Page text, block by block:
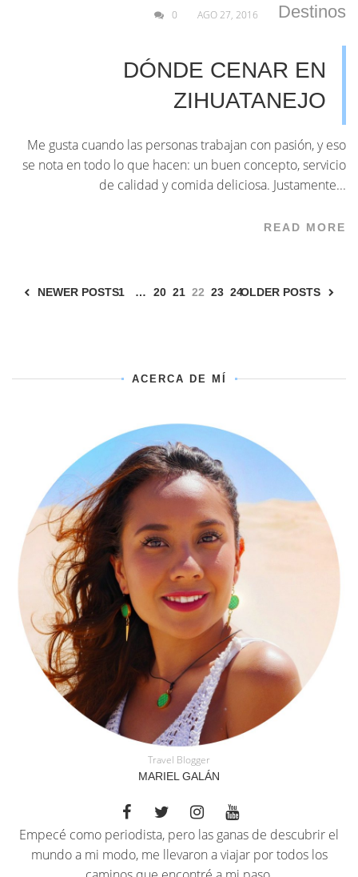
Destinos
AGO 27, 2016
0
DÓNDE CENAR EN
ZIHUATANEJO
Me gusta cuando las personas trabajan con pasión, y eso
se nota en todo lo que hacen: un buen concepto, servicio
de calidad y comida deliciosa. Justamente...
READ MORE
NEWER POSTS1 … 20 21 22 23 24OLDER POSTS
ACERCA DE MÍ
Travel Blogger
MARIEL GALÁN
Empecé como periodista, pero las ganas de descubrir el
mundo a mi modo, me llevaron a viajar por todos los